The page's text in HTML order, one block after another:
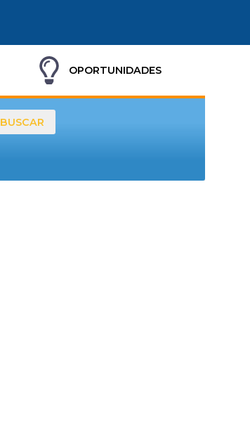
OPORTUNIDADES
BUSCAR